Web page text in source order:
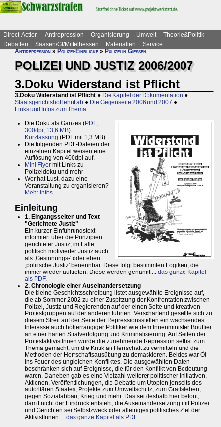
Direct-Action Antirepression Organisierung Umwelt
Theorie&Politik
Debatten
Saasen/GI/Mittelhessen Materialien
Service
Antirepression»Polizei-Einblicke»Polizei in Gießen
POLIZEI UND JUSTIZ 2006/2007
3.Doku Widerstand ist Pflicht
3.Doku Widerstand ist Pflicht ● Die Kapitel der Dokumentation ●
Staatsgerichtshof lehnt ab ● Die Gegenseite 2006 und 2007 ●
Links und Infos zum Thema
Die Doku als Ganzes (PDF,
300dpi, 13,6 MB) ++
Kurzfassung (PDF mit 1,3 MB)
Die folgenden PDF-Dateien der
einzelnen Kapitel weisen eine
Auflösung von 400dpi auf.
Mini Flyer mit Links zu
Polizeidoku und mehr
Wer hat Lust, dazu eine
Veranstaltung zu organisieren?
Mehr Infos ...
Einleitung
1. Eingangsseiten und Text
"Gerichtete Justiz"
Ein kurzer Einführungstext
informiert über die Prinzipien
gerichteter Justiz, im Falle
politisch motivierter Justiz auch
als ,Gesinnungs-' oder eben
,politische Justiz' benennbar. Diese folgt bestimmten Logiken, die
immer wieder auftreten. Diese werden genannt ... das ganze Kapitel
als PDF.
2. Chronologie einer Auseinandersetzung
Die kleine Geschichtsschreibung listet ausgewählte Ereignisse auf,
die ab Sommer 2002 zu einer Zuspitzung der Konfrontation zwischen
Polizei, Justiz und Regierenden auf der einen Seite und kreativen
Protestgruppen auf der anderen führten. Verschärfend gesellte sich zu
diesem Streit auf der Seite der Repressionsstellen ein wachsendes
Interesse auch höherrangiger Politiker wie dem Innenminister Bouffier
an einer harten Strafverfolgung und Kriminalisierung. Auf Seiten der
ProtestaktivistInnen wurde die zunehmende Repression selbst zum
Thema gemacht, um die Kritik an Herrschaft zu vermitteln und die
Methoden der Herrschaftsausübung zu demaskieren. Beides war Öl
ins Feuer des ungleichen Konfliktes. Die ausgewählten Daten
beschränken sich auf Ereignisse, die für den Konflikt von Bedeutung
waren. Daneben gab es eine Vielzahl weiterer politischer Initiativen,
Aktionen, Veröffentlichungen, die Debatte um Utopien jenseits des
autoritären Staates, Projekte zum Umweltschutz, zum Gratisleben,
gegen Sozialabbau, Krieg und mehr. Das sei deshalb hier betont,
damit nicht der Eindruck entsteht, die Auseinandersetzung mit Polizei
und Gerichten sei Selbstzweck oder alleiniges politisches Ziel der
AktivistInnen ... das ganze Kapitel als PDF.